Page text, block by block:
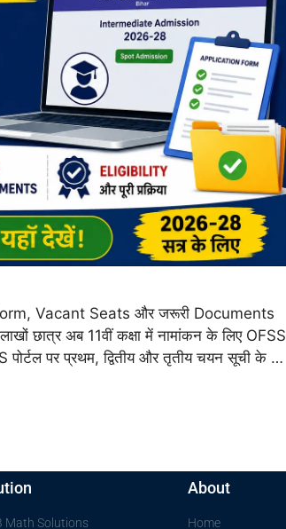
Vacant Seats और जरूरी Documents
छात्र अब 11वीं कक्षा में नामांकन के लिए OFSS
पर प्रथम, द्वितीय और तृतीय चयन सूची के …
Math Solutions
About
Home